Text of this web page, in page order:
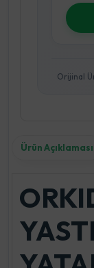
Orijinal
Ürün Açıklaması